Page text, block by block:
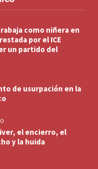
como niñera en
por el ICE
un partido del
de usurpación en la
el encierro, el
y la huida